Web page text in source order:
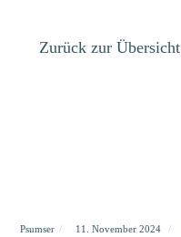
Zurück zur Übersicht
Psumser 11. November 2024